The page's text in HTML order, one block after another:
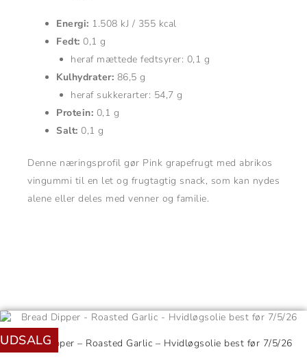
Energi: 1.508 kJ / 355 kcal
Fedt: 0,1 g
heraf mættede fedtsyrer: 0,1 g
Kulhydrater: 86,5 g
heraf sukkerarter: 54,7 g
Protein: 0,1 g
Salt: 0,1 g
Denne næringsprofil gør Pink grapefrugt med abrikos
vingummi til en let og frugtagtig snack, som kan nydes
alene eller deles med venner og familie.
UDSALG
Bread Dipper – Roasted Garlic – Hvidløgsolie best før 7/5/26
Den
pris
var:
Den
pris
er: